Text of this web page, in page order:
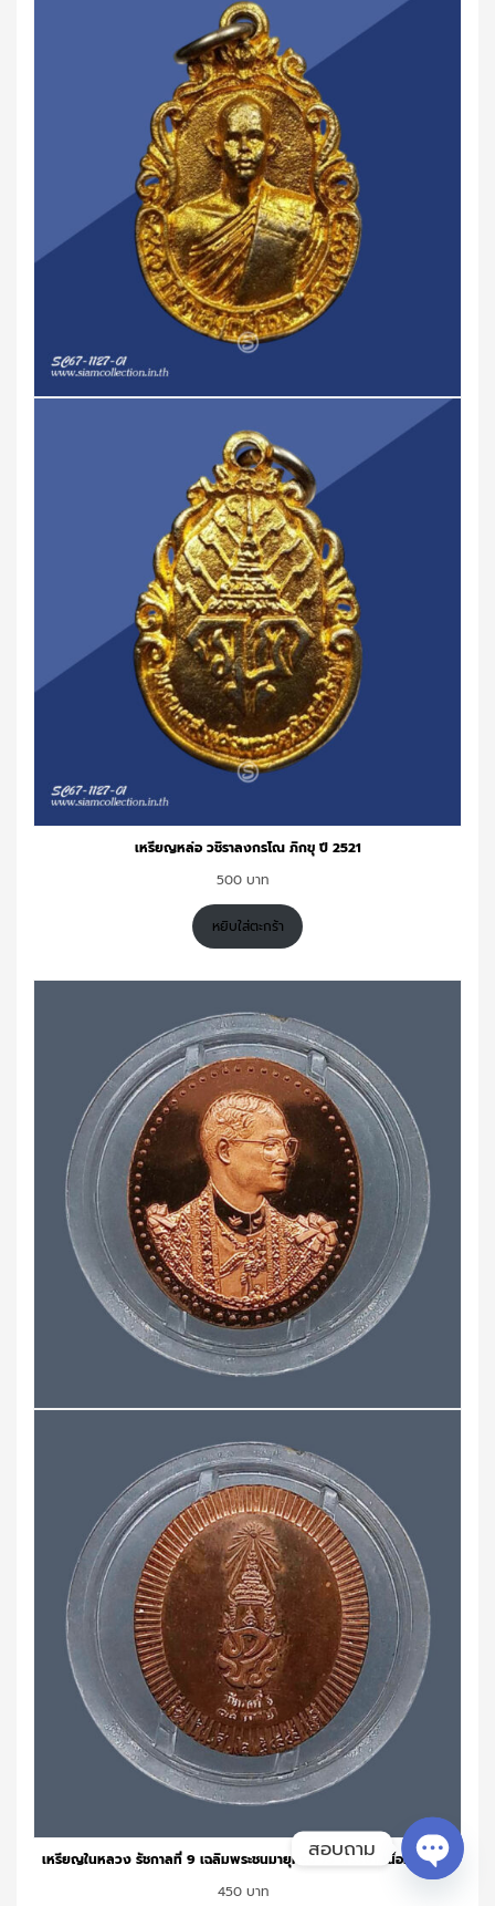
เหรียญหล่อ วชิราลงกรโณ ภิกขุ ปี 2521
500
หยิบใส่ตะกร้า
เหรียญในหลวง รัชกาลที่ 9 เฉลิมพระชนมายุครบ 75 พรรษา เนื้อทองแดง
450
สอบถาม
Open